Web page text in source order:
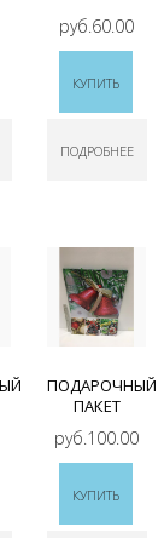
руб.60.00
КУПИТЬ
ПОДРОБНЕЕ
ПОДАРОЧНЫЙ
ПАКЕТ
руб.100.00
КУПИТЬ